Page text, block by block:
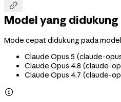

Model yang didukung
Mode cepat didukung pada
Claude Opus 5 (claude-
Claude Opus 4.8 (claude-
Claude Opus 4.7 (claude-
